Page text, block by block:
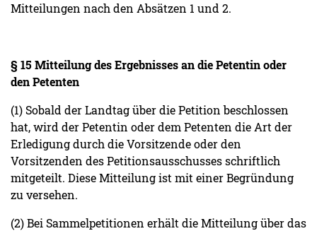
Mitteilungen nach den Absätzen 1 und 2.
§ 15 Mitteilung des Ergebnisses an die Petentin oder
den Petenten
(1) Sobald der Landtag über die Petition beschlossen
hat, wird der Petentin oder dem Petenten die Art der
Erledigung durch die Vorsitzende oder den
Vorsitzenden des Petitionsausschusses schriftlich
mitgeteilt. Diese Mitteilung ist mit einer Begründung
zu versehen.
(2) Bei Sammelpetitionen erhält die Mitteilung über das